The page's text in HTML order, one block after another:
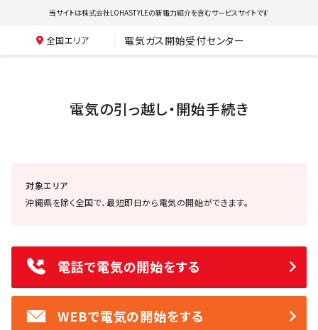
当サイトは株式会社LOHASTYLEの新電力紹介を含むサービスサイトです
全国エリア 電気ガス開始受付センター
電気の引っ越し・開始手続き
対象エリア
沖縄県を除く全国で、最短即日から電気の開始ができます。
電話で電気の開始をする
WEBで電気の開始をする